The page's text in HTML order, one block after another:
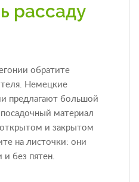
рассаду
обратите
Немецкие
предлагают большой
материал
и закрытом
на листочки: они
без пятен.